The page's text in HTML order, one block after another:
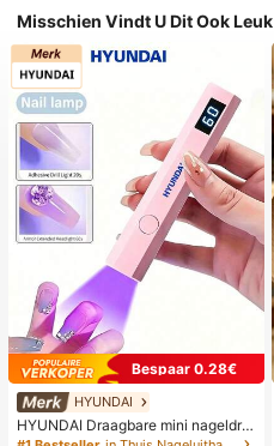
Misschien Vindt U Dit Ook Leuk
Bespaar 0.28€
HYUNDAI
HYUNDAI Draagbare mini nageldro
ger, oplaadbare handlamp UV/LED